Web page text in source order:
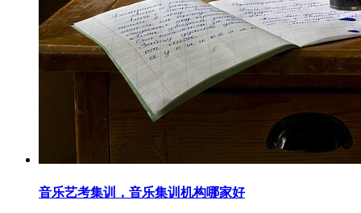
音乐艺考集训，音乐集训机构哪家好